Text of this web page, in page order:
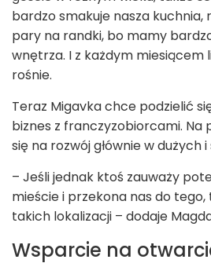
bardzo smakuje nasza kuchnia,
pary na randki, bo mamy
wnętrza. I z każdym miesiącem
rośnie.
Teraz Migavka chce podzielić
biznes z franczyzobiorcami.
się na rozwój głównie w dużych
– Jeśli jednak ktoś zauważy
mieście i przekona nas do
takich lokalizacji – dodaje
Wsparcie na